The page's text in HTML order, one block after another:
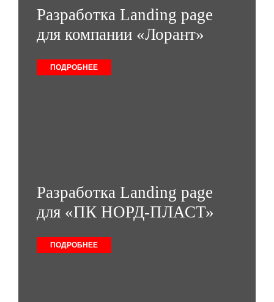
Разработка Landing page
для компании «Лорант»
ПОДРОБНЕЕ
Разработка Landing page
для «ПК НОРД-ПЛАСТ»
ПОДРОБНЕЕ